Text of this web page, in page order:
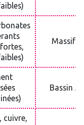
Massif
Bassin
cuivre,